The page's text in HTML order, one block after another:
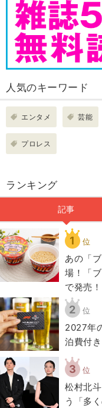
人気のキーワード
エンタメ 芸能
プロレス
ランキング
記事
1 位
あの「
場！「
で発売！
2 位
2027年
泊費付
3 位
松村北
う「多